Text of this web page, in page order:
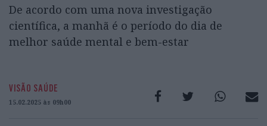
De acordo com uma nova investigação
científica, a manhã é o período do dia de
melhor saúde mental e bem-estar
VISÃO SAÚDE
15.02.2025 às 09h00